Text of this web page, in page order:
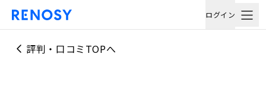
ログイン
評判・口コミTOPへ